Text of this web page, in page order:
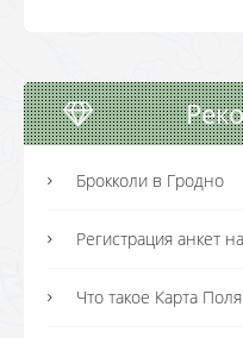
Брокколи в Гродно
Регистрация анкет
Что такое Карта